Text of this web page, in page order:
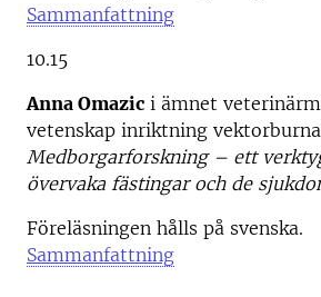
Sammanfattning
10.15
Anna Omazic i ämnet
vetenskap inriktning
Medborgarforskning – ett
övervaka fästingar och de
Föreläsningen hålls på svenska.
Sammanfattning